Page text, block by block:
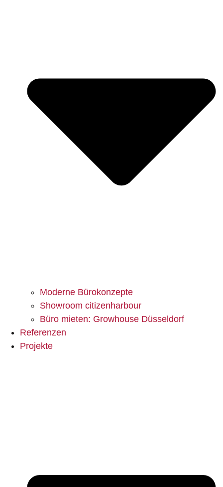
Moderne Bürokonzepte
Showroom citizenharbour
Büro mieten: Growhouse Düsseldorf
Referenzen
Projekte